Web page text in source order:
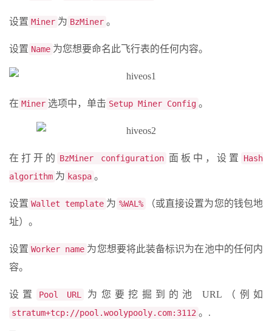
设置 Miner 为 BzMiner 。
设置 Name 为您想要命名此飞行表的任何内容。
在 Miner 选项中，单击 Setup Miner Config 。
在打开的 BzMiner configuration 面板中，设置
Hash
algorithm 为 kaspa 。
设置 Wallet template 为 %WAL%
（或直接设置为您的钱包地
址）。
设置 Worker name 为您想要将此装备标识为在池中的任何内
容。
设置 Pool URL 为您要挖掘到的池 URL（例如
stratum+tcp://pool.woolypooly.com:3112 。.